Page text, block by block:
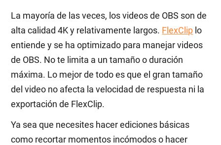
La mayoría de las veces, los videos de OBS son de
alta calidad 4K y relativamente largos. FlexClip lo
entiende y se ha optimizado para manejar videos
de OBS. No te limita a un tamaño o duración
máxima. Lo mejor de todo es que el gran tamaño
del video no afecta la velocidad de respuesta ni la
exportación de FlexClip.
Ya sea que necesites hacer ediciones básicas
como recortar momentos incómodos o hacer